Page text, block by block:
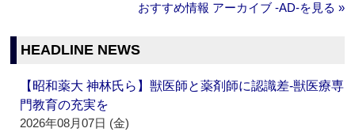
おすすめ情報 アーカイブ ‐AD‐を見る »
HEADLINE NEWS
【昭和薬大 神林氏ら】獣医師と薬剤師に認識差‐獣医療専
門教育の充実を
2026年08月07日 (金)